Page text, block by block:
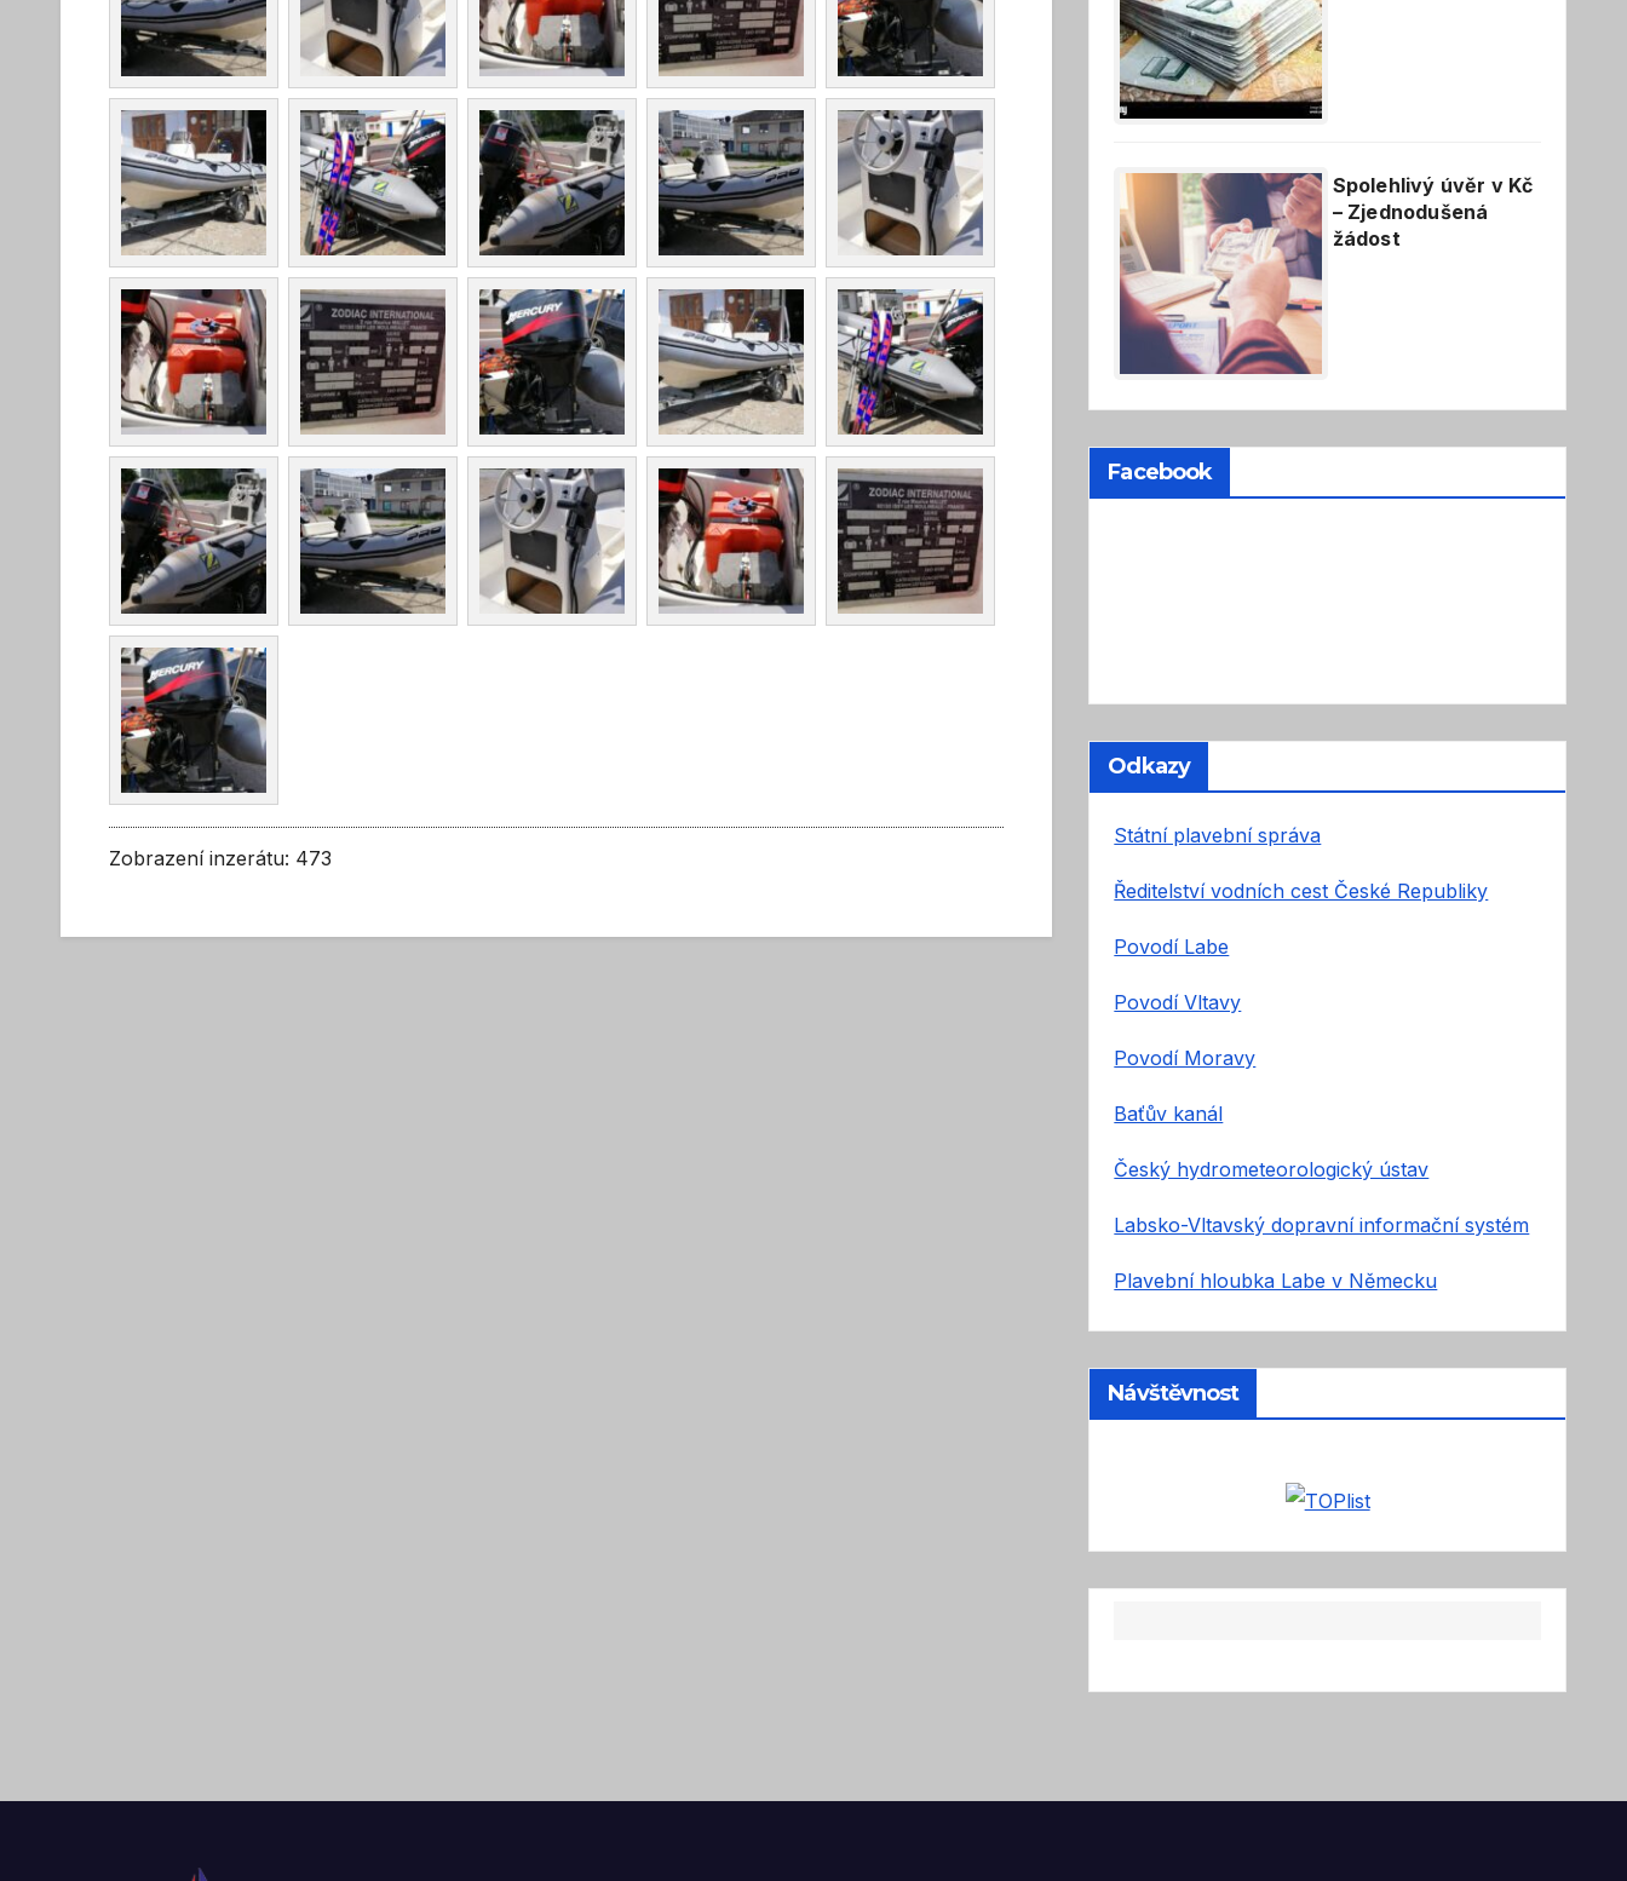
Zobrazení inzerátu: 473
Spolehlivý úvěr v Kč
– Zjednodušená
žádost
Facebook
Odkazy
Státní plavební správa
Ředitelství vodních cest České Republiky
Povodí Labe
Povodí Vltavy
Povodí Moravy
Baťův kanál
Český hydrometeorologický ústav
Labsko-Vltavský dopravní informační systém
Plavební hloubka Labe v Německu
Návštěvnost